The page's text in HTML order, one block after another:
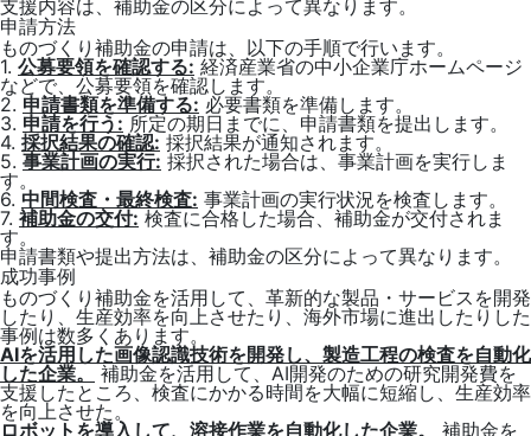
支援内容は、補助金の区分によって異なります。
申請方法
ものづくり補助金の申請は、以下の手順で行います。
1. 公募要領を確認する: 経済産業省の中小企業庁ホームページ
などで、公募要領を確認します。
2. 申請書類を準備する: 必要書類を準備します。
3. 申請を行う: 所定の期日までに、申請書類を提出します。
4. 採択結果の確認: 採択結果が通知されます。
5. 事業計画の実行: 採択された場合は、事業計画を実行しま
す。
6. 中間検査・最終検査: 事業計画の実行状況を検査します。
7. 補助金の交付: 検査に合格した場合、補助金が交付されま
す。
申請書類や提出方法は、補助金の区分によって異なります。
成功事例
ものづくり補助金を活用して、革新的な製品・サービスを開発
したり、生産効率を向上させたり、海外市場に進出したりした
事例は数多くあります。
AIを活用した画像認識技術を開発し、製造工程の検査を自動化
した企業。 補助金を活用して、AI開発のための研究開発費を
支援したところ、検査にかかる時間を大幅に短縮し、生産効率
を向上させた。
ロボットを導入して、溶接作業を自動化した企業。
補助金を